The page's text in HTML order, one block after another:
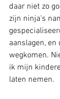
daar niet zo
zijn ninja's
aanslagen, en
wegkomen.
ik mijn
laten nemen.